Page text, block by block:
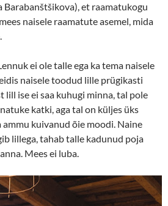
Barabanštšikova), et raamatukogu
naisele raamatute asemel, mida
ei ole talle ega ka tema naisele
naisele toodud lille prügikasti
lill ise ei saa kuhugi minna, tal pole
katki, aga tal on küljes üks
ammu kuivanud õie moodi. Naine
lillega, tahab talle kadunud poja
Mees ei luba.